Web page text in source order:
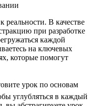
В качестве
при разработке
каждой
на ключевых
которые помогут
урок по основам
углубляться в каждый